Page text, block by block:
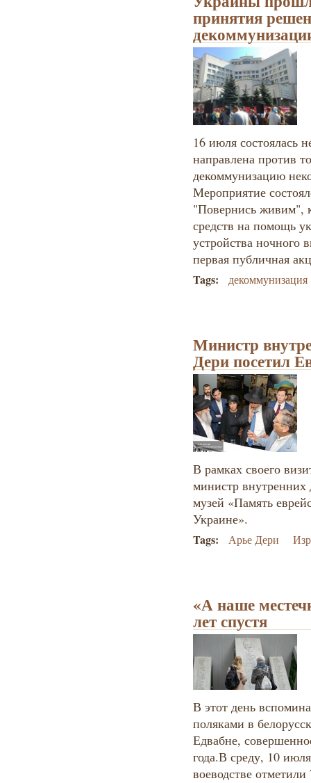
принятия
16 июля состоялась
направлена против
декоммунизацию
Мероприятие
"Повернись живим",
средств на помощь
устройства ночного
первая публичная
Tags: декоммунизация
Министр
Дери посетил
В рамках своего
министр
музей «Память
Украине».
Tags: Арье Дери
«А наше
лет спустя
В этот день
поляками в
Едвабне,
года.В среду, 10
воеводстве